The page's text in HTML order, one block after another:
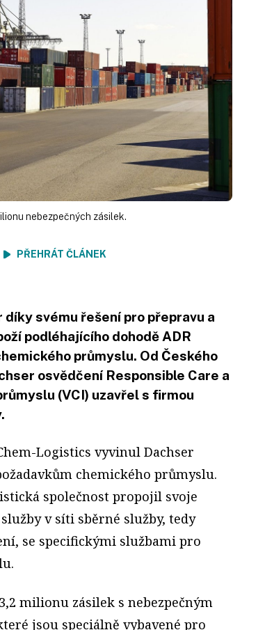
nebezpečných zásilek.
PŘEHRÁT ČLÁNEK
svému řešení pro přepravu a
podléhajícího dohodě ADR
průmyslu. Od Českého
osvědčení Responsible Care a
(VCI) uzavřel s firmou
Logistics vyvinul Dachser
chemického průmyslu.
společnost propojil svoje
v síti sběrné služby, tedy
se specifickými službami pro
milionu zásilek s nebezpečným
jsou speciálně vybavené pro